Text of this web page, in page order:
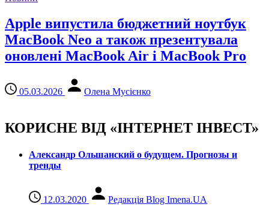
Apple випустила бюджетний ноутбук
MacBook Neo а також презентувала
оновлені MacBook Air і MacBook Pro
05.03.2026 Олена Мусієнко
КОРИСНЕ ВІД «ІНТЕРНЕТ ІНВЕСТ»
Александр Ольшанский о будущем. Прогнозы и
тренды
12.03.2020 Редакція Blog Imena.UA